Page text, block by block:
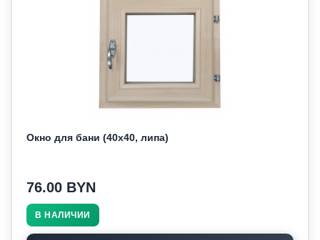
Окно для бани (40х40, липа)
76.00 BYN
В НАЛИЧИИ